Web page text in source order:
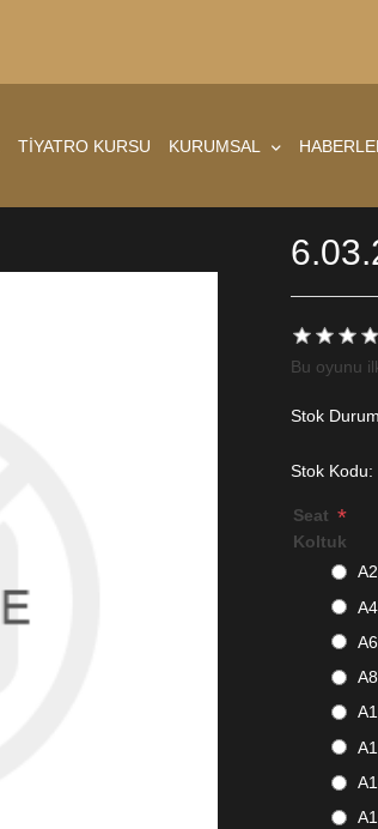
TİYATRO KURSU KURUMSAL
Bu oyunu
Stok
Stok Kodu:
Seat *
Koltuk
A2
A4
A6
A8